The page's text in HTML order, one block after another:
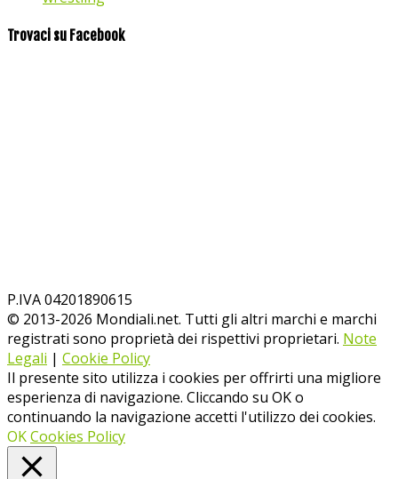
Trovaci su Facebook
P.IVA 04201890615
© 2013-2026 Mondiali.net. Tutti gli altri marchi e marchi
registrati sono proprietà dei rispettivi proprietari. Note
Legali | Cookie Policy
Il presente sito utilizza i cookies per offrirti una migliore
esperienza di navigazione. Cliccando su OK o
continuando la navigazione accetti l'utilizzo dei cookies.
OKCookies Policy